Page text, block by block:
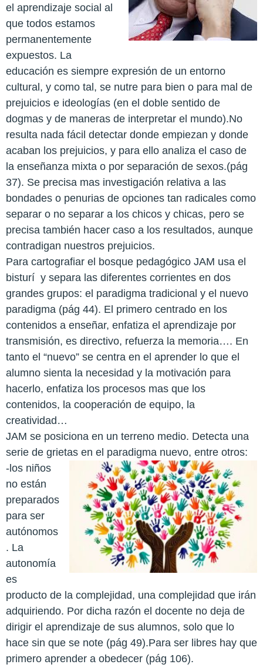
el aprendizaje social al
que todos estamos
permanentemente
expuestos. La
educación es siempre expresión de un entorno
cultural, y como tal, se nutre para bien o para mal de
prejuicios e ideologías (en el doble sentido de
dogmas y de maneras de interpretar el mundo).No
resulta nada fácil detectar donde empiezan y donde
acaban los prejuicios, y para ello analiza el caso de
la enseñanza mixta o por separación de sexos.(pág
37). Se precisa mas investigación relativa a las
bondades o penurias de opciones tan radicales como
separar o no separar a los chicos y chicas, pero se
precisa también hacer caso a los resultados, aunque
contradigan nuestros prejuicios.
Para cartografiar el bosque pedagógico JAM usa el
bisturí y separa las diferentes corrientes en dos
grandes grupos: el paradigma tradicional y el nuevo
paradigma (pág 44). El primero centrado en los
contenidos a enseñar, enfatiza el aprendizaje por
transmisión, es directivo, refuerza la memoria…. En
tanto el “nuevo” se centra en el aprender lo que el
alumno sienta la necesidad y la motivación para
hacerlo, enfatiza los procesos mas que los
contenidos, la cooperación de equipo, la
creatividad…
JAM se posiciona en un terreno medio. Detecta una
serie de grietas en el paradigma nuevo, entre otros:
-los niños
no están
preparados
para ser
autónomos
. La
autonomía
es
producto de la complejidad, una complejidad que irán
adquiriendo. Por dicha razón el docente no deja de
dirigir el aprendizaje de sus alumnos, solo que lo
hace sin que se note (pág 49).Para ser libres hay que
primero aprender a obedecer (pág 106).